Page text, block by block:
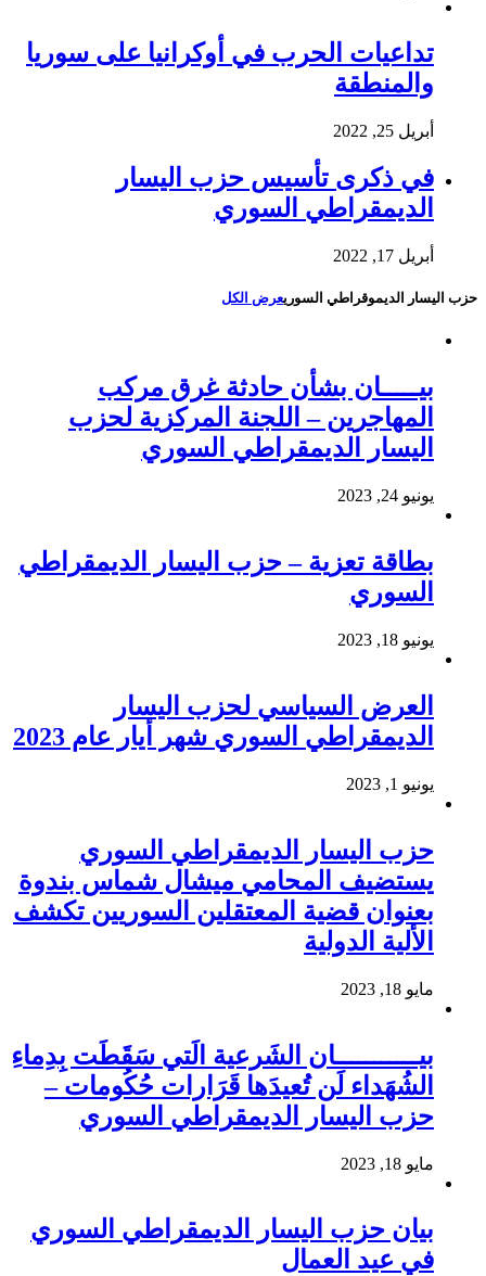
تداعيات الحرب في أوكرانيا على سوريا
والمنطقة
أبريل 25, 2022
في ذكرى تأسيس حزب اليسار
الديمقراطي السوري
أبريل 17, 2022
حزب اليسار الديموقراطي السوريعرض الكل
بيـــــان بشأن حادثة غرق مركب
المهاجرين – اللجنة المركزية لحزب
اليسار الديمقراطي السوري
يونيو 24, 2023
بطاقة تعزية – حزب اليسار الديمقراطي
السوري
يونيو 18, 2023
العرض السياسي لحزب اليسار
الديمقراطي السوري شهر أيار عام 2023
يونيو 1, 2023
حزب اليسار الديمقراطي السوري
يستضيف المحامي ميشال شماس بندوة
بعنوان قضية المعتقلين السوريين تكشف
الألية الدولية
مايو 18, 2023
بيـــــــــــان الشَرعية الَتي سَقَطَت بِدِماءِ
الشُهَداء لَن تُعيدَها قَرَارات حُكُومات –
حزب اليسار الديمقراطي السوري
مايو 18, 2023
بيان حزب اليسار الديمقراطي السوري
في عيد العمال